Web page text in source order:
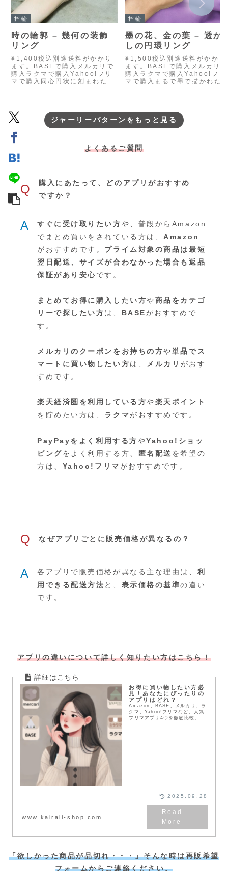
指輪
時の輪郭 – 幾何の装飾
リング
¥1,400税込別途送料がかかり
ます。BASEで購入メルカリで
購入ラクマで購入Yahoo!フリ
マで購入同心円状に刻まれた模
指輪
墨の花、金の葉 – 透か
しの円環リング
¥1,500税込別途送料がかかり
ます。BASEで購入メルカリで
購入ラクマで購入Yahoo!フリ
マで購入まるで墨で描かれた
ジャーリーパターンをもっと見る
よくあるご質問
Q
購入にあたって、どのアプリがおすすめ
ですか？
A すぐに受け取りたい方や、普段からAmazon
でまとめ買いをされている方は、 Amazon
がおすすめです。 プライム対象の商品は最短
翌日配送、サイズが合わなかった場合も返品
保証があり安心です。
まとめてお得に購入したい方や商品をカテゴ
リーで探したい方は、 BASE がおすすめで
す。
メルカリのクーポンをお持ちの方や単品でス
マートに買い物したい方は、 メルカリ がおす
すめです。
楽天経済圏を利用している方や楽天ポイント
を貯めたい方は、 ラクマ がおすすめです。
PayPayをよく利用する方やYahoo!ショッ
ピングをよく利用する方、 匿名配送 を希望の
方は、 Yahoo!フリマ がおすすめです。
Q なぜアプリごとに販売価格が異なるの？
A 各アプリで販売価格が異なる主な理由は、 利
用できる配送方法 と、 表示価格の基準の違い
です。
アプリの違いについて詳しく知りたい方はこちら！
お得に買い物したい方必
見！あなたにぴったりの
アプリはどれ？
Amazon、BASE、メルカリ、ラ
クマ、Yahoo!フリマなど、人気
フリマアプリ4つを徹底比較。送
www.kairali-shop.com
2025.09.28
「欲しかった商品が品切れ・・・」そんな時は再販希望
フォームからご連絡ください。